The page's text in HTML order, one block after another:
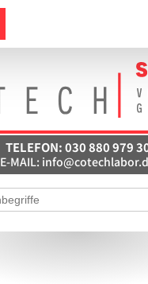
TELEFON: 030 880 979
E-MAIL: